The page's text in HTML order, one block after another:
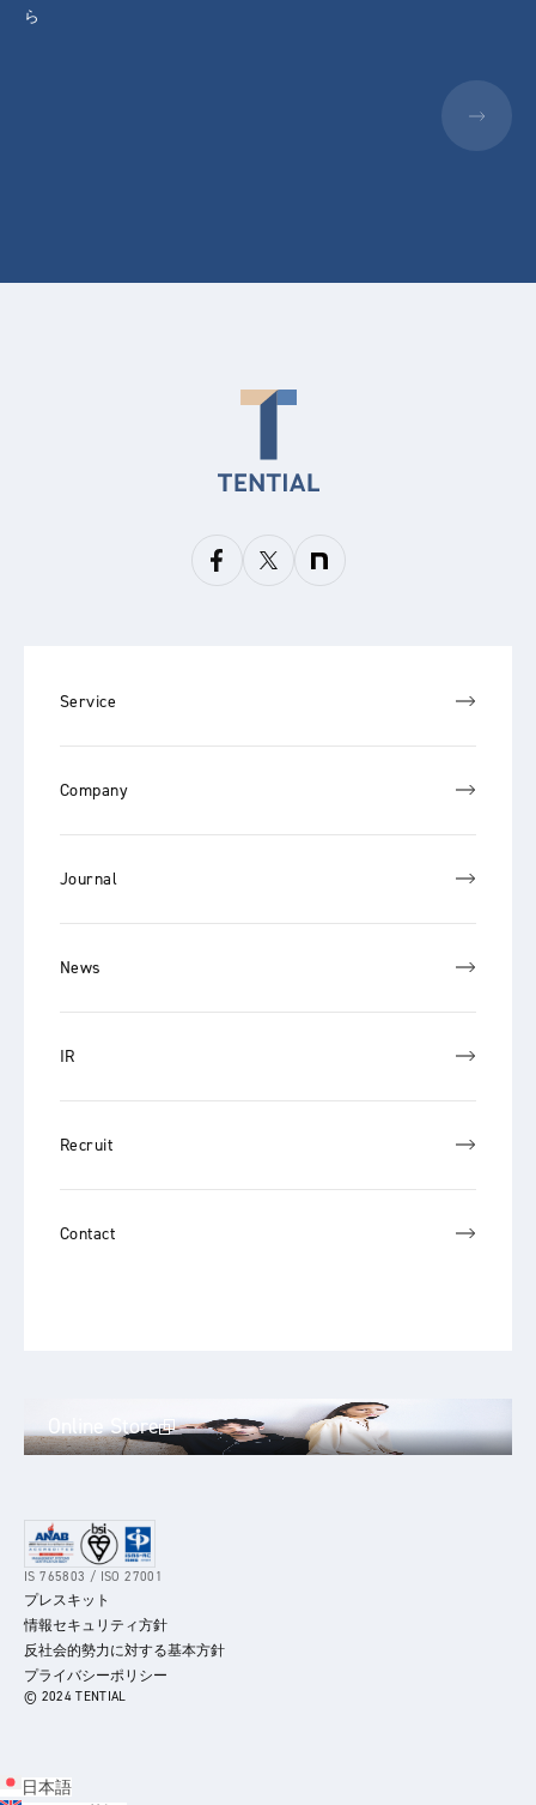
ら
Service
Company
Journal
News
IR
Recruit
Contact
Online Store
IS 765803 / ISO 27001
プレスキット
情報セキュリティ方針
反社会的勢力に対する基本方針
プライバシーポリシー
© 2024 TENTIAL
日本語